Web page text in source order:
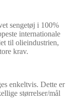
sengetøj i 100%
internationale
til olieindustrien,
krav.
enkeltvis. Dette er
størrelser/mål